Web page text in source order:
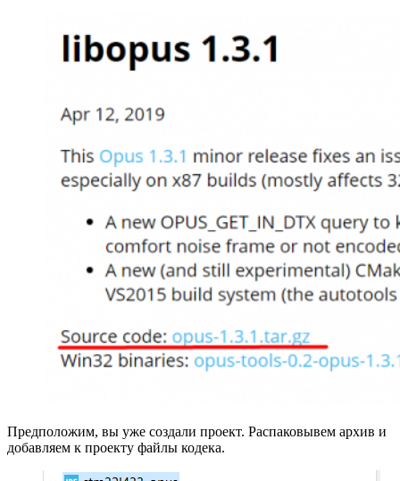
Предположим, вы уже создали проект. Распаковывем архив и
добавляем к проекту файлы кодека.